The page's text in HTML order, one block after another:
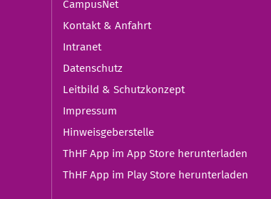
CampusNet
Kontakt & Anfahrt
Intranet
Datenschutz
Leitbild & Schutzkonzept
Impressum
Hinweisgeberstelle
ThHF App im App Store herunterladen
ThHF App im Play Store herunterladen